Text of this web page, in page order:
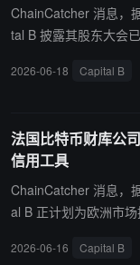
域。当前的问题是：
会在低位卖出？
仓总量计，若更多公
ChainCatcher 消息，
tal B 披露其股东大会
亿美元，用于进一步
+债务工具”的双重路
加密市场敞口进一步强
2026-06-18 Capital B
法国比特币财库公
信用工具
ChainCatcher 消息，
al B 正计划为欧洲市
t 表示，此举旨在提供
2026-06-16 Capital B